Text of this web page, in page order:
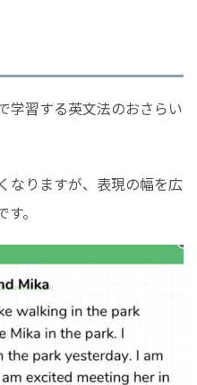
学習する英文法のおさらい
なりますが、表現の幅を広
。